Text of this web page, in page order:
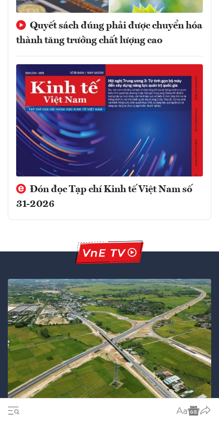
Quyết sách đúng phải được chuyển hóa
thành tăng trưởng chất lượng cao
Đón đọc Tạp chí Kinh tế Việt Nam số
31-2026
Điểm nhấn kỳ họp Quốc hội không